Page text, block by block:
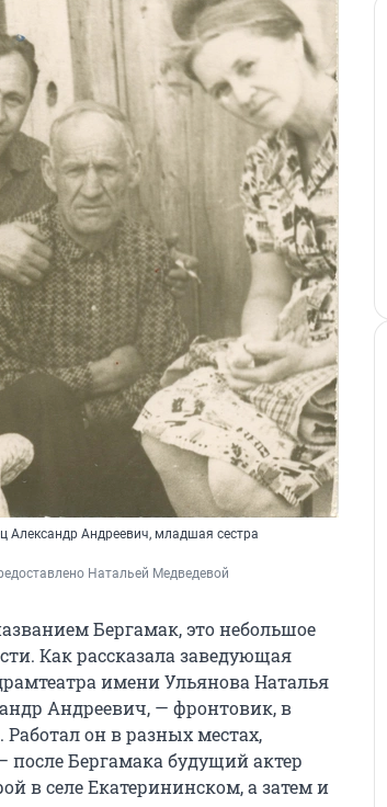
Александр Андреевич, младшая сестра
Натальей Медведевой
Бергамак, это небольшое
Как рассказала заведующая
имени Ульянова Наталья
Андреевич, — фронтовик, в
он в разных местах,
после Бергамака будущий актер
в селе Екатерининском, а затем и